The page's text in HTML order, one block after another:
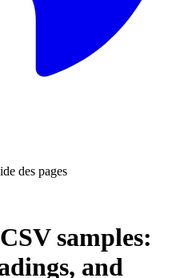
des pages
samples:
and